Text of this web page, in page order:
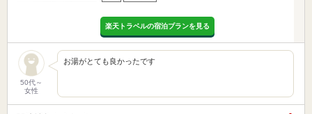
楽天トラベルの宿泊プランを見る
50代～
女性
お湯がとても良かったです